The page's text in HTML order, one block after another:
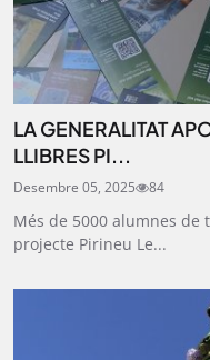
LA GENERALITAT
LLIBRES PI...
Desembre 05, 2025 84
Més de 5000 alumnes
projecte Pirineu Le...